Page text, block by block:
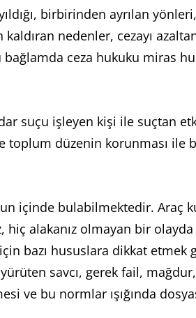
birbirinden ayrılan
nedenler, cezayı
bağlamda ceza hukuku miras
suçu işleyen kişi ile suçtan
toplum düzenin korunması
içinde bulabilmektedir. Araç
alakanız olmayan bir olayda
bazı hususlara dikkat etmek
savcı, gerek fail,
ve bu normlar ışığında